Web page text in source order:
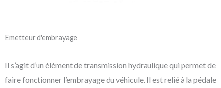
Emetteur d'embrayage
Il s’agit d’un élément de transmission hydraulique qui permet de
faire fonctionner l’embrayage du véhicule. Il est relié à la pédale